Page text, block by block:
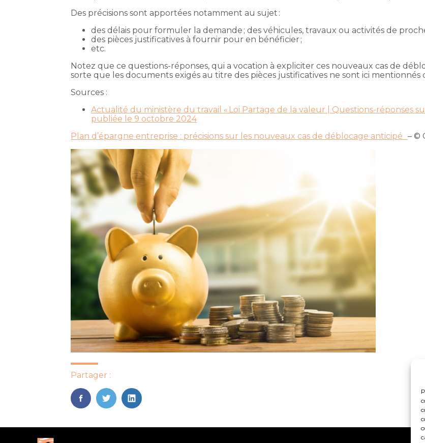
Des précisions sont apportées notamment au sujet :
des délais pour formuler la demande ; des véhicules, travaux ou activités de
des pièces justificatives à fournir pour en bénéficier ;
etc.
Notez que ce questions-réponses, qui a vocation à expliciter ces nouveaux cas de
sorte que les documents exigés au titre des pièces justificatives ne sont ici mentionnés
Sources :
Actualité du ministère du travail « Loi Partage de la valeur | Questions-réponses
publiée le 9 octobre 2024
Plan d’épargne entreprise : précisions sur les nouveaux cas de déblocage anticipé– ©
Partager :
FaceBook
TwitterLinkedIn